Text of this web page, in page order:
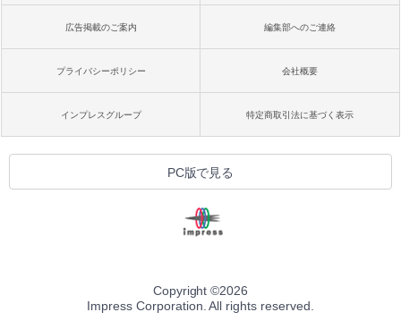
広告掲載のご案内 編集部へのご連絡
プライバシーポリシー 会社概要
インプレスグループ 特定商取引法に基づく表示
PC版で見る
Copyright ©2026
Impress Corporation. All rights reserved.